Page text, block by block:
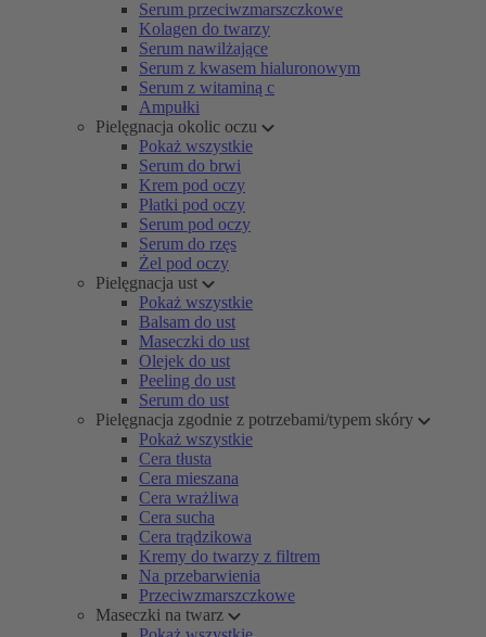
Serum przeciwzmarszczkowe
Kolagen do twarzy
Serum nawilżające
Serum z kwasem hialuronowym
Serum z witaminą c
Ampułki
Pielęgnacja okolic oczu
Pokaż wszystkie
Serum do brwi
Krem pod oczy
Płatki pod oczy
Serum pod oczy
Serum do rzęs
Żel pod oczy
Pielęgnacja ust
Pokaż wszystkie
Balsam do ust
Maseczki do ust
Olejek do ust
Peeling do ust
Serum do ust
Pielęgnacja zgodnie z potrzebami/typem skóry
Pokaż wszystkie
Cera tłusta
Cera mieszana
Cera wrażliwa
Cera sucha
Cera trądzikowa
Kremy do twarzy z filtrem
Na przebarwienia
Przeciwzmarszczkowe
Maseczki na twarz